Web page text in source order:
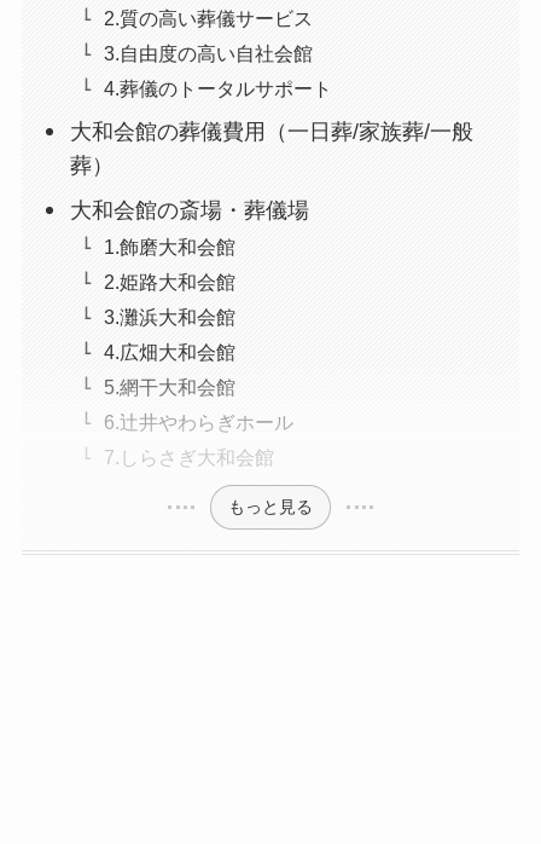
2.質の高い葬儀サービス
3.自由度の高い自社会館
4.葬儀のトータルサポート
大和会館の葬儀費用（一日葬/家族葬/一般
葬）
大和会館の斎場・葬儀場
1.飾磨大和会館
2.姫路大和会館
3.灘浜大和会館
4.広畑大和会館
5.網干大和会館
6.辻井やわらぎホール
7.しらさぎ大和会館
もっと見る